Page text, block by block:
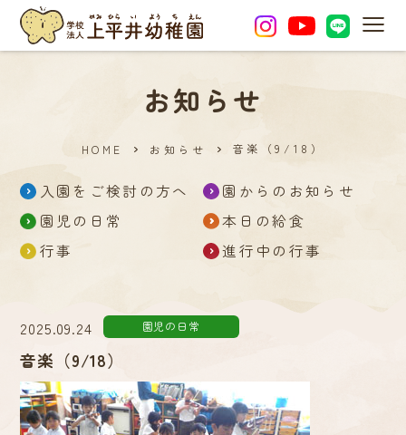
お知らせ
HOME お知らせ 音楽（9/18）
入園をご検討の方へ
園からのお知らせ
園児の日常
本日の給食
行事
進行中の行事
2025.09.24 園児の日常
音楽（9/18）